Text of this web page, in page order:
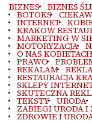
BIZNES BIZNES
BOTOKS
INTERNET
KRAKOW
MARKETING W
MOTORYZACJA
O NAS KOBIETACH
PRAWO
REKALAM
RESTAURACJA
SKLEPY
SKUTECZNA
TEKSTY URODA
ZABIEGI URODA I
ZDROWIE I